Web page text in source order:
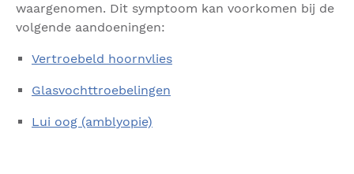
waargenomen. Dit symptoom kan voorkomen bij de
volgende aandoeningen:
Vertroebeld hoornvlies
Glasvochttroebelingen
Lui oog (amblyopie)